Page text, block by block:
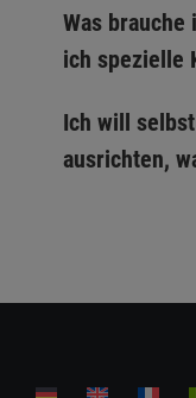
Was brauche
ich spezielle
Ich will
ausrichten,